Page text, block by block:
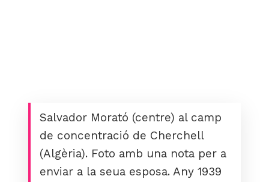
Salvador Morató (centre) al camp
de concentració de Cherchell
(Algèria). Foto amb una nota per a
enviar a la seua esposa. Any 1939